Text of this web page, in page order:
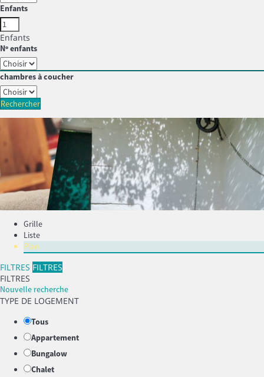
Enfants
Enfants
Nº enfants
chambres à coucher
Rechercher
Grille
Liste
Plan
FILTRES FILTRES
FILTRES
Nouvelle recherche
TYPE DE LOGEMENT
Tous
Appartement
Bungalow
Chalet